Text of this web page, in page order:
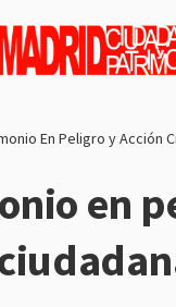
En Peligro y Acción
en